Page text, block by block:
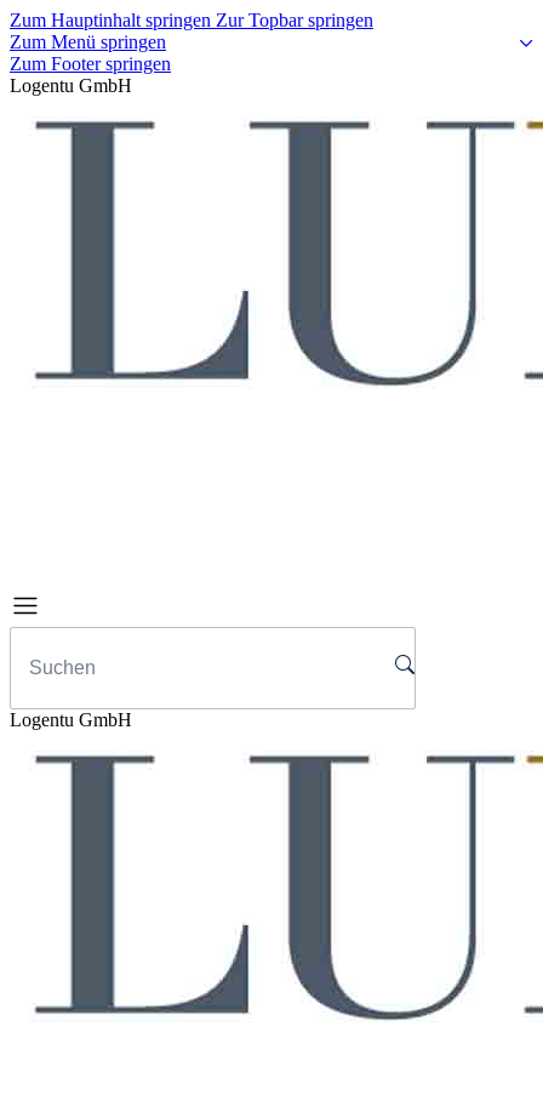
Zum Hauptinhalt springen Zur Topbar springen
Zum Menü springen
Zum Footer springen
Logentu GmbH
Logentu GmbH